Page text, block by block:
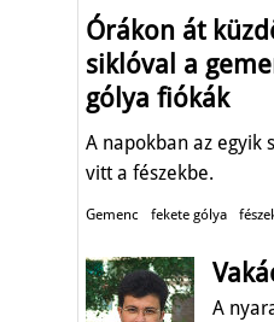
Órákon át
siklóval a
gólya fiókák
A napokban az egyik
vitt a fészekbe.
Gemenc fekete gólya
A